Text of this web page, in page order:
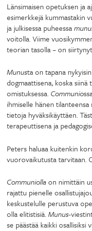
Länsimaisen opetuksen ja
esimerkkejä kummastakin
ja julkisessa puheessa
voitolla. Viime
teorian tasolla – on
Munusta on tapana
dogmaattisena, koska
omistuksessa.Communio
ihmiselle hänen
tietoja hyväksikäyttäen.
terapeuttisena ja
Peters haluaa kuitenkin
vuorovaikutusta tarvitaan.
Communiollaon nimittäin
rajattu pienelle
keskustelulle perustuva
olla elitistisiä.Munus-
se päästää kaikki osallisiksi